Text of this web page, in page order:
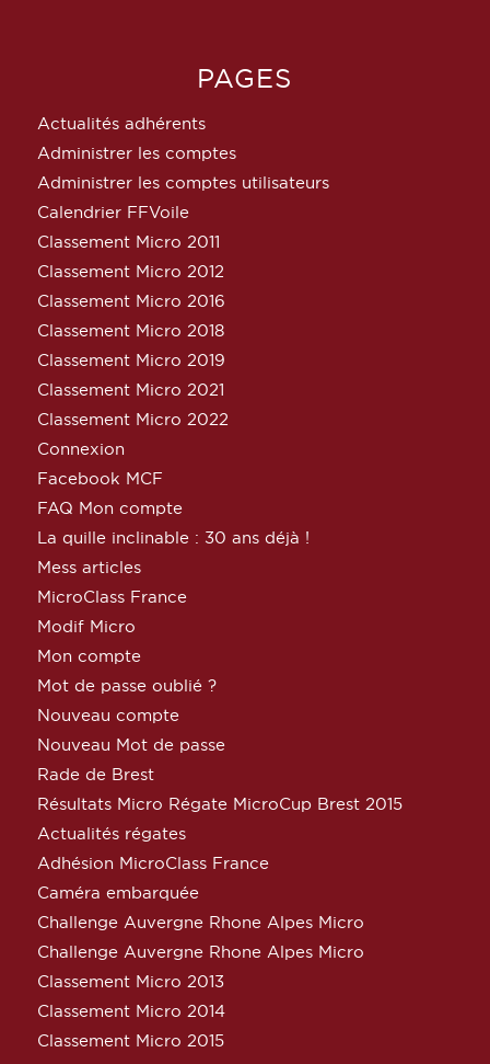
PAGES
Actualités adhérents
Administrer les comptes
Administrer les comptes utilisateurs
Calendrier FFVoile
Classement Micro 2011
Classement Micro 2012
Classement Micro 2016
Classement Micro 2018
Classement Micro 2019
Classement Micro 2021
Classement Micro 2022
Connexion
Facebook MCF
FAQ Mon compte
La quille inclinable : 30 ans déjà !
Mess articles
MicroClass France
Modif Micro
Mon compte
Mot de passe oublié ?
Nouveau compte
Nouveau Mot de passe
Rade de Brest
Résultats Micro Régate MicroCup Brest 2015
Actualités régates
Adhésion MicroClass France
Caméra embarquée
Challenge Auvergne Rhone Alpes Micro
Challenge Auvergne Rhone Alpes Micro
Classement Micro 2013
Classement Micro 2014
Classement Micro 2015